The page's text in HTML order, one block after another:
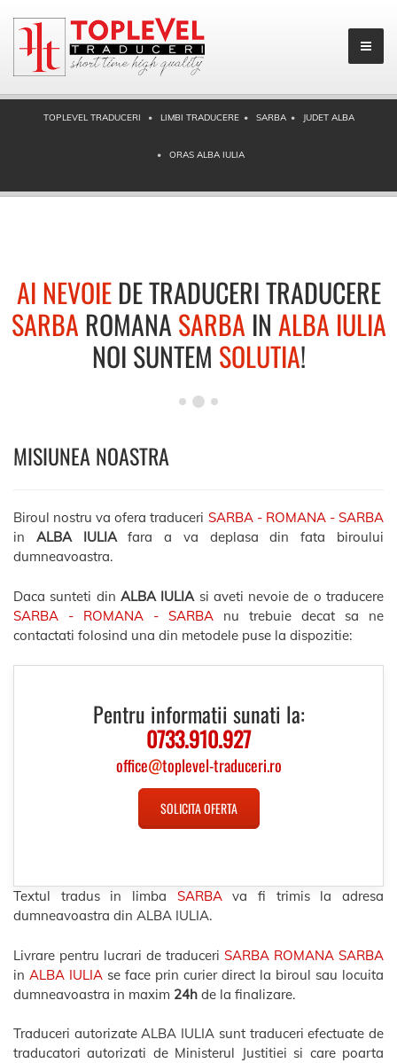
TOPLEVEL TRADUCERI LIMBI TRADUCERE SARBA JUDET ALBA
ORAS ALBA IULIA
AI NEVOIEDE TRADUCERI TRADUCERE
SARBA ROMANA SARBA IN ALBA IULIA
NOI SUNTEM SOLUTIA!
MISIUNEA NOASTRA
Biroul nostru va ofera traduceri SARBA - ROMANA - SARBA
in ALBA IULIAfara a va deplasa din fata biroului
dumneavoastra.
Daca sunteti din ALBA IULIA si aveti nevoie de o traducere
SARBA - ROMANA - SARBA nu trebuie decat sa ne
contactati folosind una din metodele puse la dispozitie:
Pentru informatii sunati la:
0733.910.927
office@toplevel-traduceri.ro
SOLICITA OFERTA
Textul tradus in limba SARBAva fi trimis la adresa
dumneavoastra din ALBA IULIA.
Livrare pentru lucrari de traduceri SARBA ROMANA SARBA
in ALBA IULIA se face prin curier direct la biroul sau locuita
dumneavoastra in maxim 24h de la finalizare.
Traduceri autorizate ALBA IULIA sunt traduceri efectuate de
traducatori autorizati de Ministerul Justitiei si care poarta